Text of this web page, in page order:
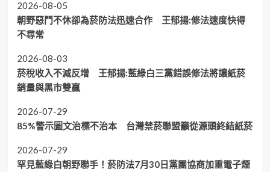
2026-08-05
朝野惡鬥不休卻為菸防法迅速合作 王郁揚:修法速度快得
不尋常
2026-08-03
菸稅收入不減反增 王郁揚:藍綠白三黨錯誤修法將讓紙菸
銷量與黑市雙贏
2026-07-29
85%警示圖文治標不治本 台灣禁菸聯盟籲從源頭終結紙菸
2026-07-29
罕見藍綠白朝野聯手！菸防法7月30日黨團協商加重電子煙